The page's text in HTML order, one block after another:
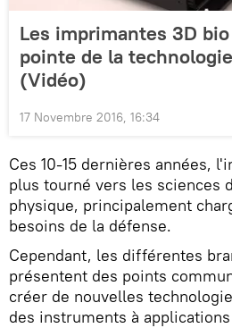
Les imprimantes 3D
pointe de la
(Vidéo)
17 Novembre 2016, 16:34
Ces 10-15 dernières années,
plus tourné vers les sciences
physique, principalement
besoins de la défense.
Cependant, les différentes
présentent des points
créer de nouvelles
des instruments à